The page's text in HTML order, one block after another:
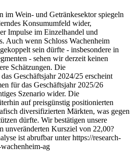
im Wein- und Getränkesektor spiegeln
Konsumumfeld wider,
Impulse im Einzelhandel und
Auch wenn Schloss Wachenheim
sein dürfte - insbesondere in
- sehen wir derzeit keinen
Schätzungen. Die
Geschäftsjahr 2024/25 erscheint
für das Geschäftsjahr 2025/26
Szenario wider. Die
auf preisgünstig positionierten
diversifizierten Märkten, was gegen
dürfte. Wir bestätigen unsere
unveränderten Kursziel von 22,00?
ist abrufbar unter https://research-
ag